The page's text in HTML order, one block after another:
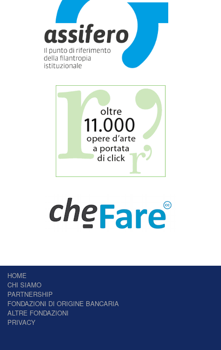
HOME
CHI SIAMO
PARTNERSHIP
FONDAZIONI DI ORIGINE BANCARIA
ALTRE FONDAZIONI
PRIVACY